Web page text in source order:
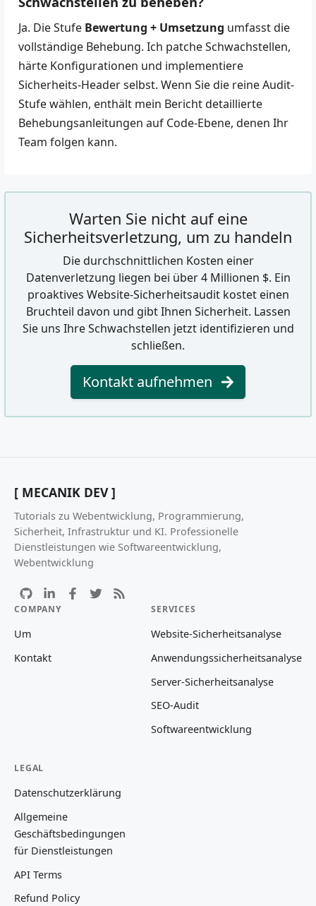
Ja. Die Stufe Bewertung + Umsetzung umfasst die
vollständige Behebung. Ich patche Schwachstellen,
härte Konfigurationen und implementiere
Sicherheits-Header selbst. Wenn Sie die reine Audit-
Stufe wählen, enthält mein Bericht detaillierte
Behebungsanleitungen auf Code-Ebene, denen Ihr
Team folgen kann.
Warten Sie nicht auf eine
Sicherheitsverletzung, um zu handeln
Die durchschnittlichen Kosten einer
Datenverletzung liegen bei über 4 Millionen $. Ein
proaktives Website-Sicherheitsaudit kostet einen
Bruchteil davon und gibt Ihnen Sicherheit. Lassen
Sie uns Ihre Schwachstellen jetzt identifizieren und
schließen.
Kontakt aufnehmen
[ MECANIK DEV ]
Tutorials zu Webentwicklung, Programmierung,
Sicherheit, Infrastruktur und KI. Professionelle
Dienstleistungen wie Softwareentwicklung,
Webentwicklung
COMPANY
Um
Kontakt
SERVICES
Website-Sicherheitsanalyse
Anwendungssicherheitsanalyse
Server-Sicherheitsanalyse
SEO-Audit
Softwareentwicklung
LEGAL
Datenschutzerklärung
Allgemeine
Geschäftsbedingungen
für Dienstleistungen
API Terms
Refund Policy